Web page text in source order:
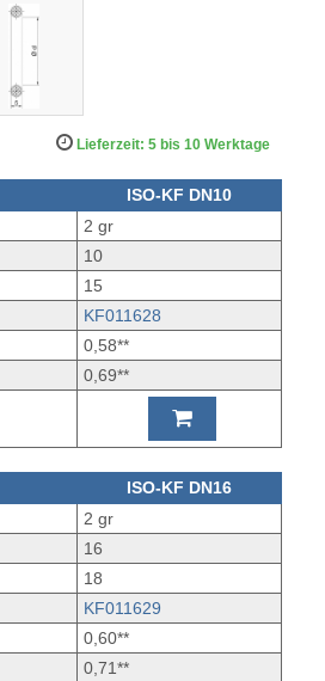
Lieferzeit: 5 bis 10 Werktage
ISO-KF DN10
2 gr
10
15
KF011628
0,58**
0,69**
ISO-KF DN16
2 gr
16
18
KF011629
0,60**
0,71**